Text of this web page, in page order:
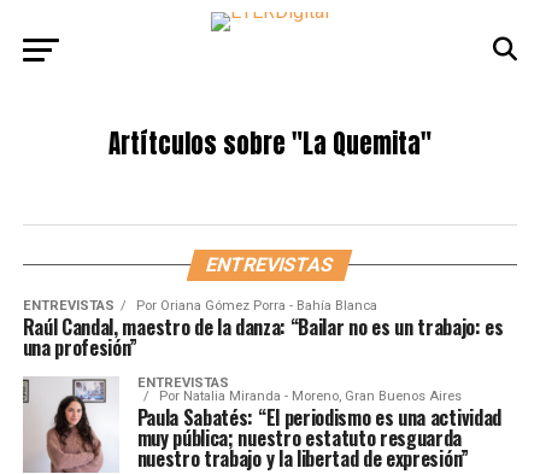
Artítculos sobre"La Quemita"
ENTREVISTAS
ENTREVISTAS Por Oriana Gómez Porra - Bahía Blanca
Raúl Candal, maestro de la danza: “Bailar no es un trabajo: es
una profesión”
ENTREVISTAS
Por Natalia Miranda - Moreno, Gran Buenos Aires
Paula Sabatés: “El periodismo es una actividad
muy pública; nuestro estatuto resguarda
nuestro trabajo y la libertad de expresión”